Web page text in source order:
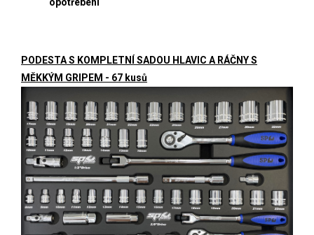
PODESTA S KOMPLETNÍ SADOU HLAVIC A RÁČNY S
MĚKKÝM GRIPEM - 67 kusů